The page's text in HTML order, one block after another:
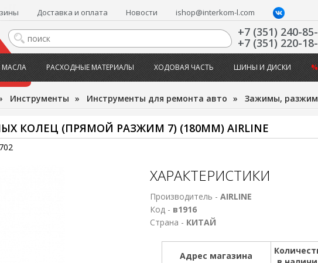
Доставка и оплата Новости ishop@interkom-l.com
+7 (351) 240-
+7 (351) 220-
МАСЛА РАСХОДНЫЕ МАТЕРИАЛЫ ХОДОВАЯ ЧАСТЬ ШИНЫ И ДИСКИ
Инструменты » Инструменты для ремонта авто » Зажимы,
КОЛЕЦ (ПРЯМОЙ РАЗЖИМ 7) (180ММ) AIRLINE
ХАРАКТЕРИСТИКИ
Производитель - AIRLINE
Код - в1916
Страна - КИТАЙ
Адрес магазина